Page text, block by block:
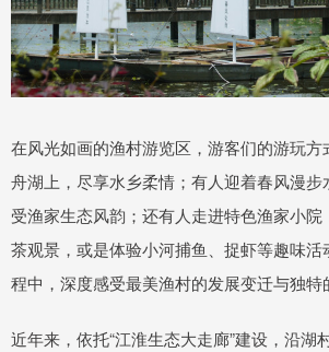
在风光如画的渔村游览区，游客们的游玩方
舟湖上，尽享水乡柔情；有人迎着春风漫
受渔家生态风韵；还有人走进特色渔家小
茶观景，或是体验小河捕鱼、捉虾等趣味活
程中，深度感受最美渔村的发展变迁与独特
近年来，依托“江淮生态大走廊”建设，沿湖